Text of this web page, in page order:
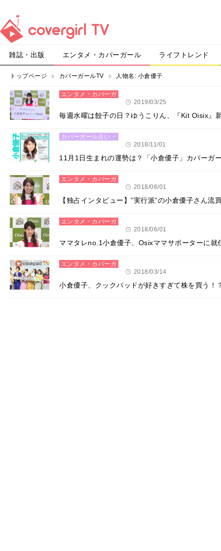
雑誌・出版 エンタメ・カバーガール ライフトレンド
トップページ カバーガールTV 人物名: 小倉優子
エンタメ・カバーガ
2019/03/25
毎週水曜は餃子の日？ゆうこりん、『Kit Oisix』
カバーガール占い・
2018/11/01
11月1日生まれの運勢は？「小倉優子」カバーガ
エンタメ・カバーガ
2018/06/01
【独占インタビュー】”実行派”の小倉優子さん
エンタメ・カバーガ
2018/06/01
ママタレno.1小倉優子、Osixママサポーターに就
エンタメ・カバーガ
2018/03/14
小倉優子、クックパッドが好きすぎて株を買う！